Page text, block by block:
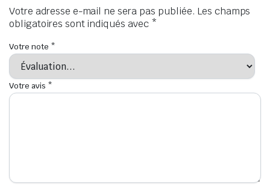
Votre adresse e-mail ne sera pas publiée. Les champs
obligatoires sont indiqués avec *
Votre note *
Votre avis *